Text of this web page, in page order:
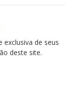
exclusiva de seus
deste site.